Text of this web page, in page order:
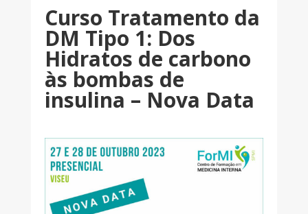
Curso Tratamento da
DM Tipo 1: Dos
Hidratos de carbono
às bombas de
insulina – Nova Data